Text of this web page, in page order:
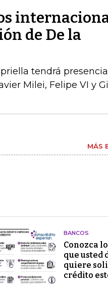
de De la
tendrá presencia
Milei, Felipe VI y
MÁS
BANCOS
Conozca
que usted
quiere
crédito